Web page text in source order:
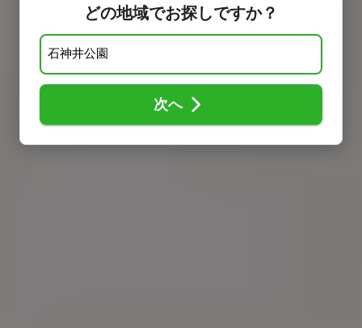
どの地域でお探しですか？
次へ